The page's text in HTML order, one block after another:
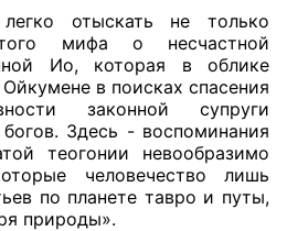
отыскать не только
мифа о несчастной
Ио, которая в облике
в поисках спасения
законной супруги
Здесь - воспоминания
теогонии невообразимо
человечество лишь
по планете тавро и путы,
природы».